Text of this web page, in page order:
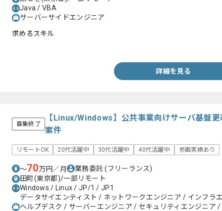
Java / VBA
サーバーサイドエンジニア
求めるスキル
詳細を見る
募集終了
【Linux/Windows】公共事業向けサーバ基盤
案件
リモートOK 20代活躍中 30代活躍中 40代活躍中 参画実績あり
〜70万円／月 業務委託(フリーランス)
田町(東京都)/一部リモート
Windows / Linux / JP/1 / JP1
データサイエンティスト / ネットワークエンジニア / インフラ
ヘルプデスク / サーバーエンジニア / セキュリティエンジニア